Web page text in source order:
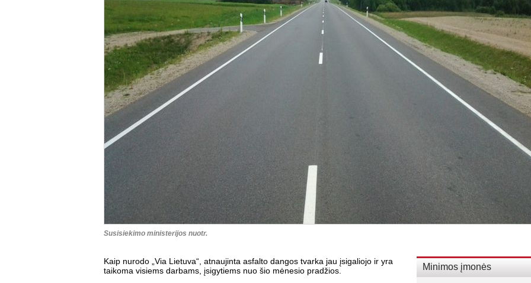
Susisiekimo ministerijos nuotr.
Minimos įmonės
Kaip nurodo „Via Lietuva“, atnaujinta asfalto dangos tvarka jau įsigaliojo ir yra
taikoma visiems darbams, įsigytiems nuo šio mėnesio pradžios.